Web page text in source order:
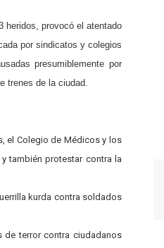
heridos, provocó el atentado
por sindicatos y colegios
presumiblemente por
trenes de la ciudad.
el Colegio de Médicos y los
también protestar contra la
kurda contra soldados
de terror contra ciudadanos